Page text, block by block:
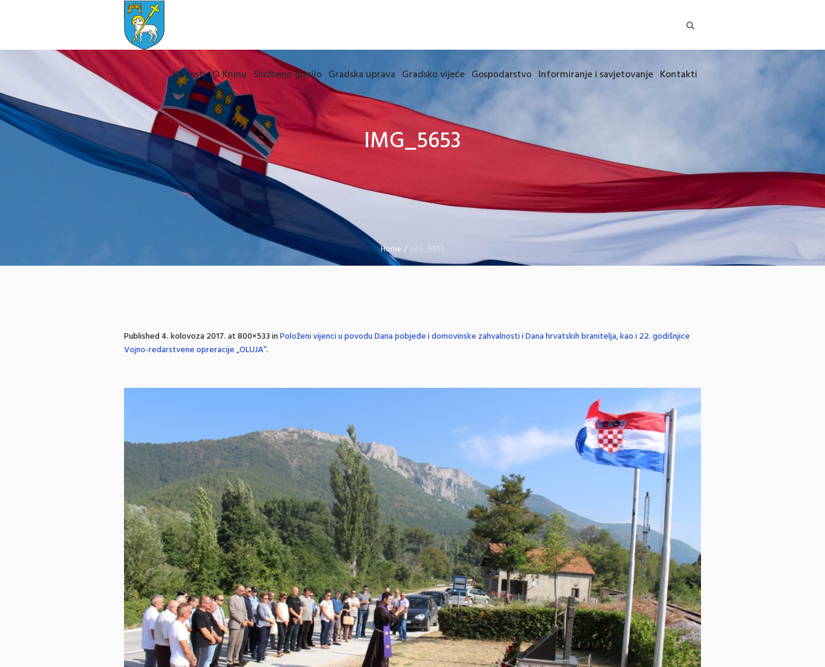
Novosti O Kninu Službeno glasilo Gradska uprava Gradsko vijeće Gospodarstvo Informiranje i savjetovanje Kontakti
IMG_5653
Home /IMG_5653
Published4. kolovoza 2017.at 800×533 inPoloženi vijenci u povodu Dana pobjede i domovinske zahvalnosti i Dana hrvatskih branitelja, kao i 22. godišnjice
Vojno-redarstvene opreracije „OLUJA“.